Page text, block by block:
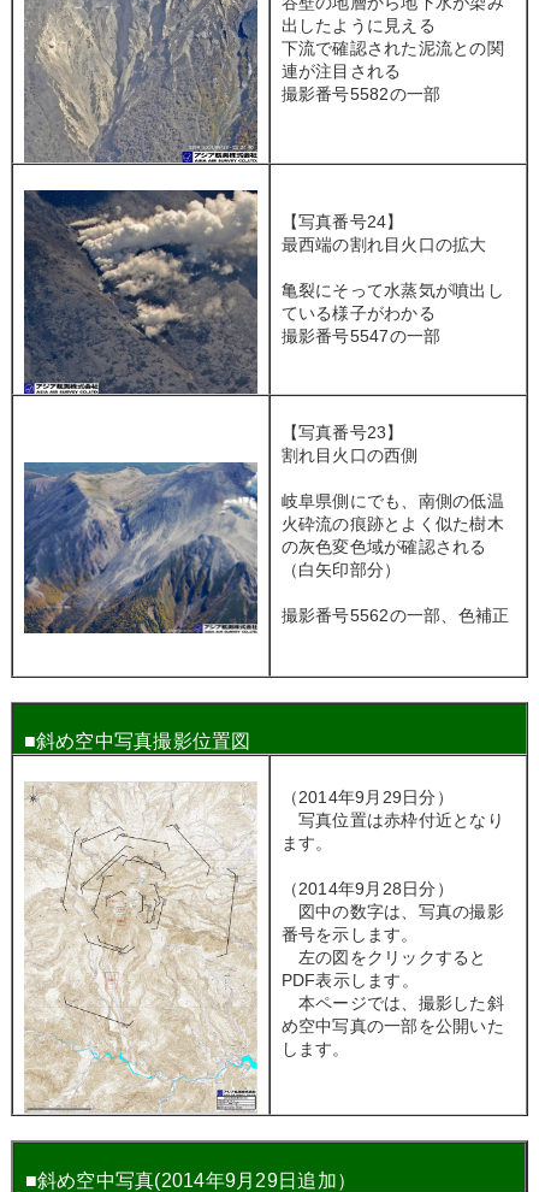
出したように見える
下流で確認された泥流との関
連が注目される
撮影番号5582の一部
【写真番号24】
最西端の割れ目火口の拡大
亀裂にそって水蒸気が噴出し
ている様子がわかる
撮影番号5547の一部
【写真番号23】
割れ目火口の西側
岐阜県側にでも、南側の低温
火砕流の痕跡とよく似た樹木
の灰色変色域が確認される
（白矢印部分）
撮影番号5562の一部、色補正
■斜め空中写真撮影位置図
（2014年9月29日分）
写真位置は赤枠付近となり
ます。
（2014年9月28日分）
図中の数字は、写真の撮影
番号を示します。
左の図をクリックすると
PDF表示します。
本ページでは、撮影した斜
め空中写真の一部を公開いた
します。
■斜め空中写真(2014年9月29日追加）